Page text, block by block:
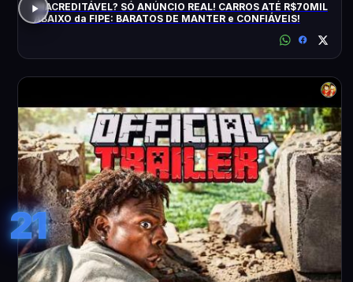
INACREDITÁVEL? SÓ ANÚNCIO REAL! CARROS ATÉ R$70MIL
ABAIXO da FIPE: BARATOS DE MANTER e CONFIÁVEIS!
21